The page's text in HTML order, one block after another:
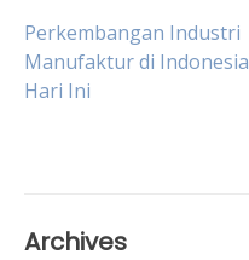
Post
navigation
Perkembangan Industri
Manufaktur di Indonesia
Hari Ini
Archives